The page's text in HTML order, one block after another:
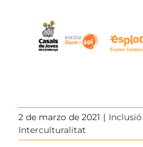
2 de marzo de 2021 |
Interculturalitat